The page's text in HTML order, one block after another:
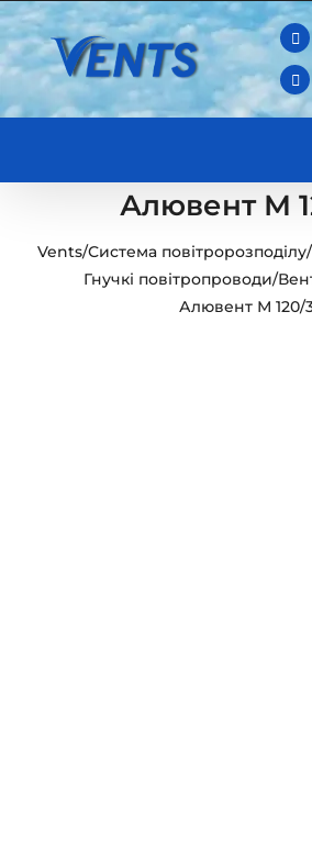
Skip
to
content
Алювент М
Vents/Система повітророзподілу/
Гнучкі повітропроводи/
Алювент М 120/